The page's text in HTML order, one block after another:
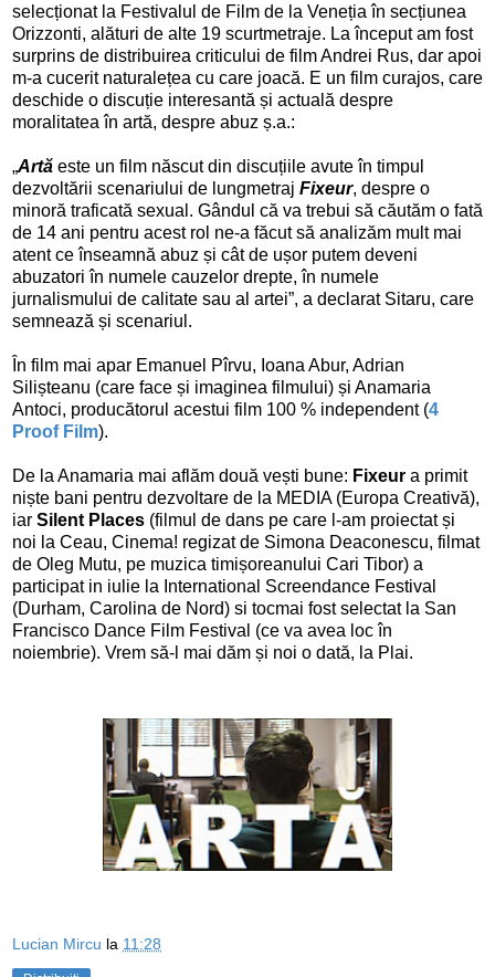
selecționat la Festivalul de Film de la Veneția în secțiunea
Orizzonti, alături de alte 19 scurtmetraje. La început am fost
surprins de distribuirea criticului de film Andrei Rus, dar apoi
m-a cucerit naturalețea cu care joacă. E un film curajos, care
deschide o discuție interesantă și actuală despre
moralitatea în artă, despre abuz ș.a.:
„Artă este un film născut din discuțiile avute în timpul
dezvoltării scenariului de lungmetraj Fixeur, despre o
minoră traficată sexual. Gândul că va trebui să căutăm o fată
de 14 ani pentru acest rol ne-a făcut să analizăm mult mai
atent ce înseamnă abuz și cât de ușor putem deveni
abuzatori în numele cauzelor drepte, în numele
jurnalismului de calitate sau al artei”, a declarat Sitaru, care
semnează și scenariul.
În film mai apar Emanuel Pîrvu, Ioana Abur, Adrian
Silișteanu (care face și imaginea filmului) și Anamaria
Antoci, producătorul acestui film 100 % independent (4
Proof Film).
De la Anamaria mai aflăm două vești bune: Fixeur a primit
niște bani pentru dezvoltare de la MEDIA (Europa Creativă),
iar Silent Places (filmul de dans pe care l-am proiectat și
noi la Ceau, Cinema! regizat de Simona Deaconescu, filmat
de Oleg Mutu, pe muzica timișoreanului Cari Tibor) a
participat in iulie la International Screendance Festival
(Durham, Carolina de Nord) si tocmai fost selectat la San
Francisco Dance Film Festival (ce va avea loc în
noiembrie). Vrem să-l mai dăm și noi o dată, la Plai.
Lucian Mircu la 11:28